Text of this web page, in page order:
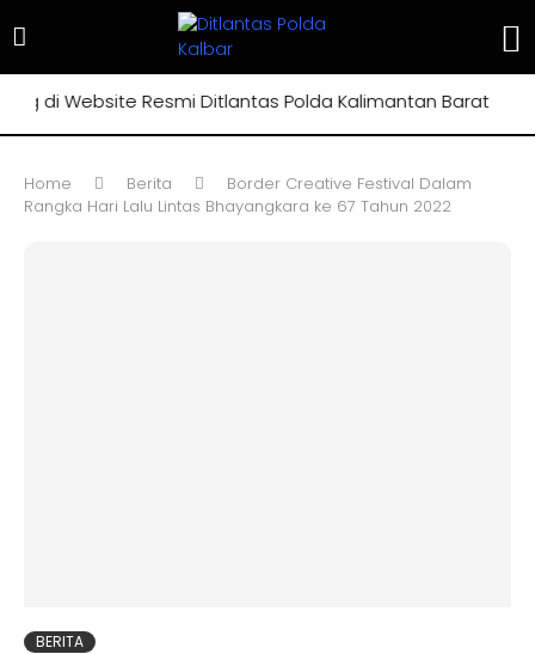
di Website Resmi Ditlantas Polda Kalimantan Barat
Home Berita
Border Creative Festival Dalam
Rangka Hari Lalu Lintas Bhayangkara ke 67 Tahun 2022
BERITA